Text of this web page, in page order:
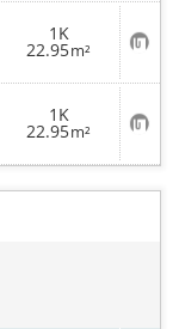
1K
22.95m² お
気
に
入
り
登
録
1K
22.95m² お
気
に
り